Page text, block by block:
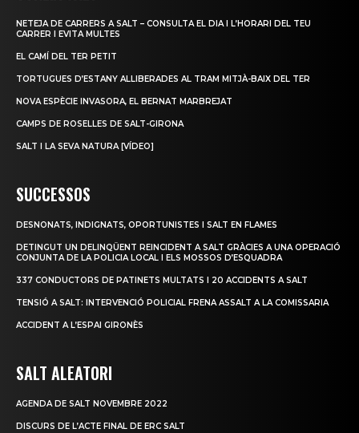
NETEJA DE CARRERS A SALT – CONSULTA EL DIA I L’HORARI DEL TEU
CARRER I EVITA MULTES
EL CAMÍ DEL TER PETIT
TORTUGUES D’ESTANY ALLIBERADES AL TRAM MITJÀ-BAIX DEL TER
NOVA ESPÈCIE INVASORA, EL BERNAT MARBREJAT
CAMPS DE ROSELLES DE SALT-GIRONA
SALT I LA SEVA NATURA [VÍDEO]
SUCCESSOS
DESNONATS, INDIGNATS, OPORTUNISTES I SALT EN FLAMES
DETINGUT UN DELINQÜENT REINCIDENT A SALT GRÀCIES A UNA OPERACIÓ
CONJUNTA DE LA POLICIA LOCAL I ELS MOSSOS D’ESQUADRA
337 CONDUCTORS DE PATINETS MULTATS I 20 ACCIDENTS A SALT
TENSIÓ A SALT: INTERVENCIÓ POLICIAL FRENA ASSALT A LA COMISSARIA
ACCIDENT A L’ESPAI GIRONÈS
SALT ALEATORI
AGENDA DE SALT NOVEMBRE 2022
DISCURS DE L’ACTE FINAL DE ERC SALT